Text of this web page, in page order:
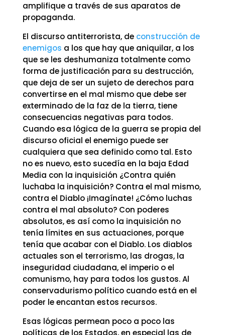
amplifique a través de sus aparatos de
propaganda.
El discurso antiterrorista, de construcción de
enemigos a los que hay que aniquilar, a los
que se les deshumaniza totalmente como
forma de justificación para su destrucción,
que deja de ser un sujeto de derechos para
convertirse en el mal mismo que debe ser
exterminado de la faz de la tierra, tiene
consecuencias negativas para todos.
Cuando esa lógica de la guerra se propia del
discurso oficial el enemigo puede ser
cualquiera que sea definido como tal. Esto
no es nuevo, esto sucedía en la baja Edad
Media con la inquisición ¿Contra quién
luchaba la inquisición? Contra el mal mismo,
contra el Diablo ¡Imagínate! ¿Cómo luchas
contra el mal absoluto? Con poderes
absolutos, es así como la inquisición no
tenía límites en sus actuaciones, porque
tenía que acabar con el Diablo. Los diablos
actuales son el terrorismo, las drogas, la
inseguridad ciudadana, el imperio o el
comunismo, hay para todos los gustos. Al
conservadurismo político cuando está en el
poder le encantan estos recursos.
Esas lógicas permean poco a poco las
políticas de los Estados, en especial las de